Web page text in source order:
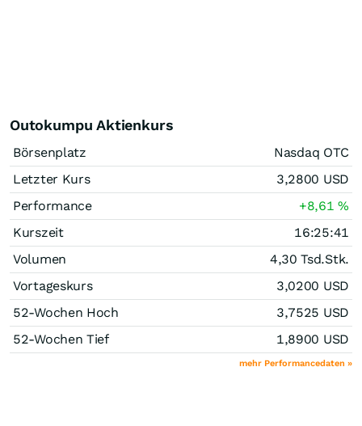
Outokumpu Aktienkurs
Börsenplatz
Nasdaq OTC
Letzter Kurs
3,2800 USD
Performance
+8,61%
Kurszeit
16:25:41
Volumen
4,30 Tsd.Stk.
Vortageskurs
3,0200 USD
52-Wochen Hoch
3,7525 USD
52-Wochen Tief
1,8900 USD
mehr Performancedaten »